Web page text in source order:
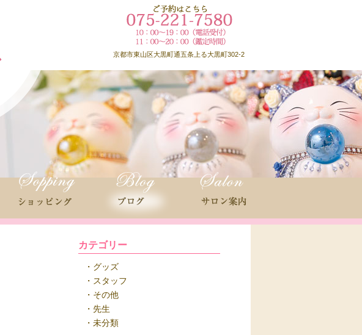
京都市東山区大黒町通五条上る大黒町302-2
カテゴリー
グッズ
スタッフ
その他
先生
未分類